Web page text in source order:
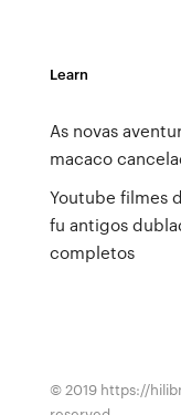
Learn
As novas
macaco
Youtube filmes
fu antigos
completos
© 2019 https://